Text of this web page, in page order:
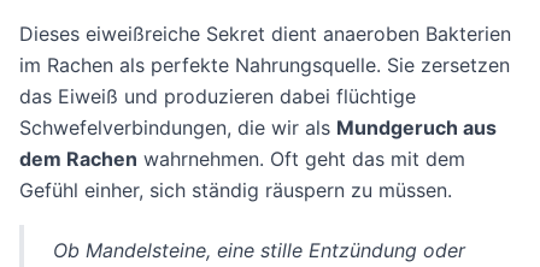
Dieses eiweißreiche Sekret dient anaeroben Bakterien
im Rachen als perfekte Nahrungsquelle. Sie zersetzen
das Eiweiß und produzieren dabei flüchtige
Schwefelverbindungen, die wir als Mundgeruch aus
dem Rachen wahrnehmen. Oft geht das mit dem
Gefühl einher, sich ständig räuspern zu müssen.
Ob Mandelsteine, eine stille Entzündung oder